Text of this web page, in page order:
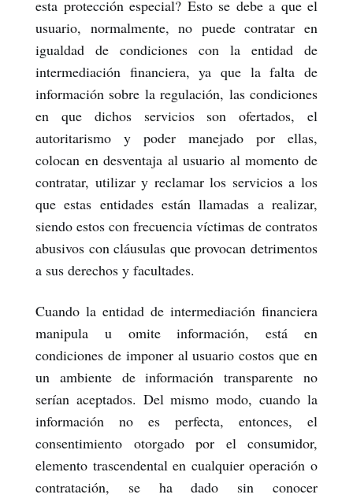
esta protección especial? Esto se debe a que el
usuario, normalmente, no puede contratar en
igualdad de condiciones con la entidad de
intermediación financiera, ya que la falta de
información sobre la regulación, las condiciones
en que dichos servicios son ofertados, el
autoritarismo y poder manejado por ellas,
colocan en desventaja al usuario al momento de
contratar, utilizar y reclamar los servicios a los
que estas entidades están llamadas a realizar,
siendo estos con frecuencia víctimas de contratos
abusivos con cláusulas que provocan detrimentos
a sus derechos y facultades.
Cuando la entidad de intermediación financiera
manipula u omite información, está en
condiciones de imponer al usuario costos que en
un ambiente de información transparente no
serían aceptados. Del mismo modo, cuando la
información no es perfecta, entonces, el
consentimiento otorgado por el consumidor,
elemento trascendental en cualquier operación o
contratación, se ha dado sin conocer